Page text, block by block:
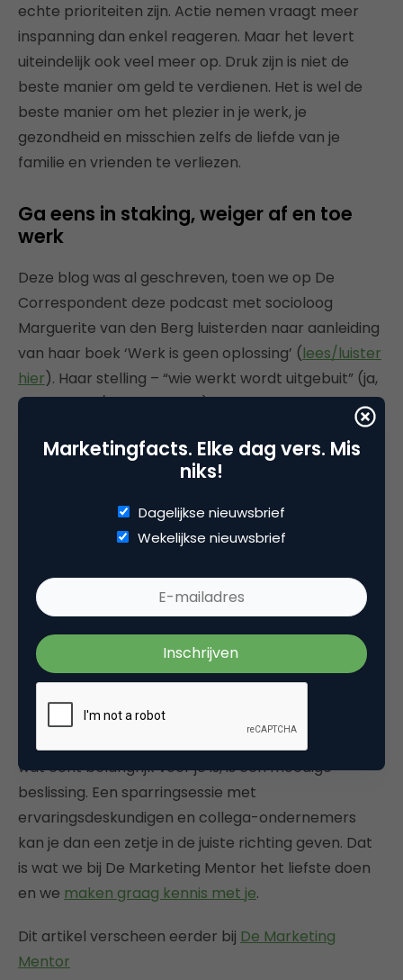
echte prioriteiten zijn. Actie nemen vraagt meer
inspanning dan enkel reageren. Maar het levert
uiteindelijk ook veel meer op. Druk zijn is niet de
beste manier om geld te verdienen. Het is wel de
beste manier om het plezier in je werk, je
gezondheid en misschien zelfs de liefde van je
familie en vrienden te verliezen.
Ga eens in staking, weiger af en toe
werk
Deze blog was al geschreven, toen we op De
Correspondent deze podcast met socioloog
Marguerite van den Berg luisterden naar aanleiding
van haar boek ‘Werk is geen oplossing’ (lees/luister
hier). Haar stelling – “wie werkt wordt uitgebuit” (ja,
ook ZZP’ers/zelfstandigen) stemt tot nadenken
over de plaats van werk in ons leven. Haar oproep
om te staken, te vertragen en werk te weigeren is
een ongemakkelijk gegeven in een maatschappij
waarin mensen status en identiteit ontlenen aan
werk. En aan druk zijn.
Ondernemer zijn betekent niet dat je altijd aan het
werk moet zijn en nergens anders tijd voor hebt.
Het mooie aan ondernemerschap is namelijk, dat je
dat veel beter zelf in de hand hebt. Slimme
ondernemers hebben wél (vrije) tijd, omdat ze
weten wat echt belangrijk voor hen is.
wat echt belangrijk voor je is, is een moedige
beslissing. Een sparringsessie met
ervaringsdeskundigen en collega-ondernemers
kan je dan een zetje in de juiste richting geven. Dat
is wat we bij De Marketing Mentor het liefste doen
en we maken graag kennis met je.
Dit artikel verscheen eerder bij De Marketing
Mentor
Marketingfacts. Elke dag vers. Mis
niks!
Dagelijkse nieuwsbrief
Wekelijkse nieuwsbrief